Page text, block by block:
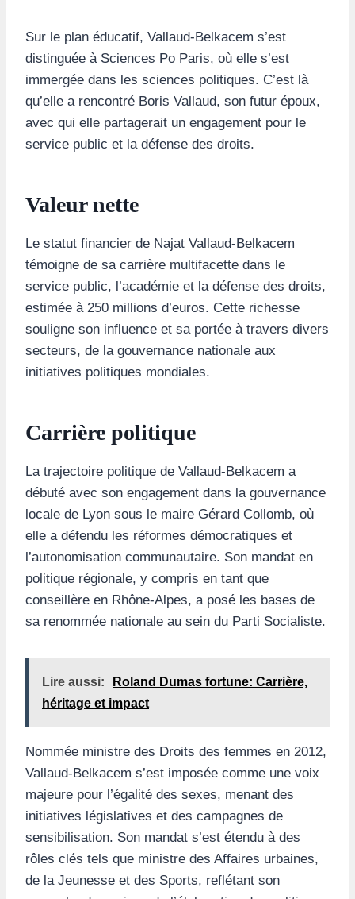
Sur le plan éducatif, Vallaud-Belkacem s’est
distinguée à Sciences Po Paris, où elle s’est
immergée dans les sciences politiques. C’est là
qu’elle a rencontré Boris Vallaud, son futur époux,
avec qui elle partagerait un engagement pour le
service public et la défense des droits.
Valeur nette
Le statut financier de Najat Vallaud-Belkacem
témoigne de sa carrière multifacette dans le
service public, l’académie et la défense des droits,
estimée à 250 millions d’euros. Cette richesse
souligne son influence et sa portée à travers divers
secteurs, de la gouvernance nationale aux
initiatives politiques mondiales.
Carrière politique
La trajectoire politique de Vallaud-Belkacem a
débuté avec son engagement dans la gouvernance
locale de Lyon sous le maire Gérard Collomb, où
elle a défendu les réformes démocratiques et
l’autonomisation communautaire. Son mandat en
politique régionale, y compris en tant que
conseillère en Rhône-Alpes, a posé les bases de
sa renommée nationale au sein du Parti Socialiste.
Lire aussi:
Roland Dumas fortune: Carrière,
héritage et impact
Nommée ministre des Droits des femmes en 2012,
Vallaud-Belkacem s’est imposée comme une voix
majeure pour l’égalité des sexes, menant des
initiatives législatives et des campagnes de
sensibilisation. Son mandat s’est étendu à des
rôles clés tels que ministre des Affaires urbaines,
de la Jeunesse et des Sports, reflétant son